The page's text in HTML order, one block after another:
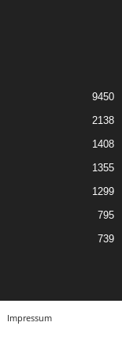
9450
2138
1408
1355
1299
795
739
Impressum